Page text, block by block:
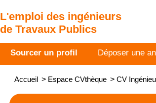
L'emploi des ingénieurs
de Travaux Publics
Sourcer un profil Déposer une
Accueil > Espace CVthèque > CV